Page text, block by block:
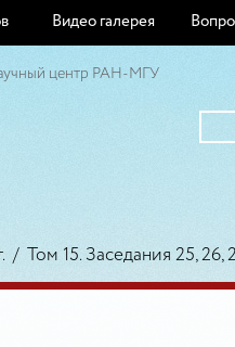
Видео галерея
центр РАН-МГУ
/ Том 15. Заседания 25, 26,